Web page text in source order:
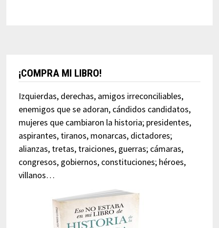
¡COMPRA MI LIBRO!
Izquierdas, derechas, amigos irreconciliables,
enemigos que se adoran, cándidos candidatos,
mujeres que cambiaron la historia; presidentes,
aspirantes, tiranos, monarcas, dictadores;
alianzas, tretas, traiciones, guerras; cámaras,
congresos, gobiernos, constituciones; héroes,
villanos…